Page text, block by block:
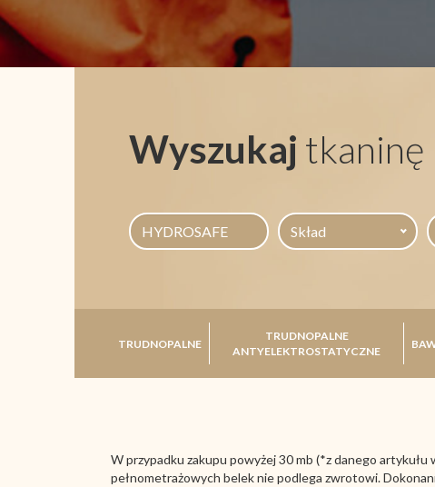
Wyszukaj tkaninę
Skład
TRUDNOPALNE
TRUDNOPALNE
ANTYELEKTROSTATYCZNE
W przypadku zakupu powyżej 30 mb (*z danego
pełnometrażowych belek nie podlega zwrotowi.